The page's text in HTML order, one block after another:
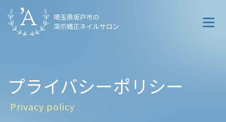
深爪矯正とは
プライバシーポリシー
Privacy policy